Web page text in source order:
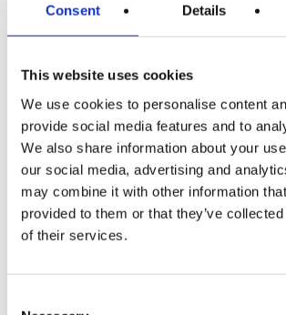
Consent Details
This website uses cookies
We use cookies to personalise content
provide social media features and to
We also share information about your
our social media, advertising and
may combine it with other information
provided to them or that they’ve
of their services.
Bootstour zum Naturpark Dragonera. Mit
Nationalpark-Eintritt, frischem
Schnorcheln in unberührten
Dauer:6 Stunden
Preis:ab 39 € / Person
Abfahrt:Port d’Andratx